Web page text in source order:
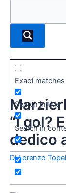
Exact
Search in title
Search in
“I gol?
dedico
DiLorenzo